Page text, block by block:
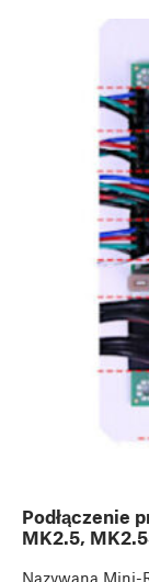
Podłączenie
MK2.5,
Nazywana Mini-